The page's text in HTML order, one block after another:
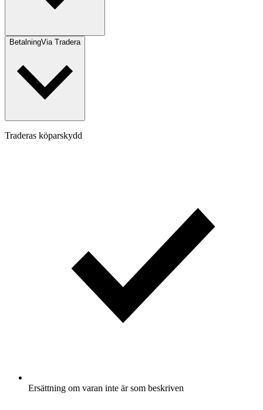
BetalningVia Tradera
Traderas köparskydd
Ersättning om varan inte är som beskriven